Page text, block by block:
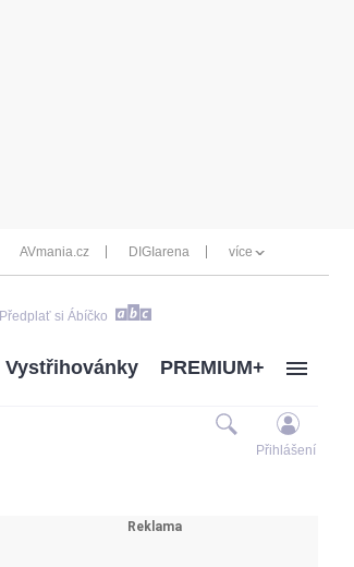
AVmania.cz DIGIarena více
Předplať si Ábíčko
Vystřihovánky PREMIUM+
Přihlášení